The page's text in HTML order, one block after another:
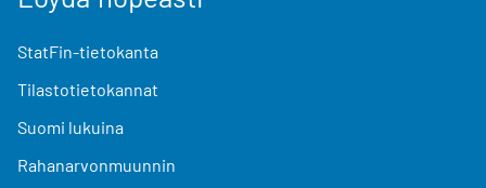
StatFin-tietokanta
Tilastotietokannat
Suomi lukuina
Rahanarvonmuunnin